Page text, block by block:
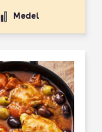
Medel